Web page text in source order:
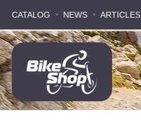
CATALOG NEWS ARTICLES
CATALOG NEWS ARTICLES